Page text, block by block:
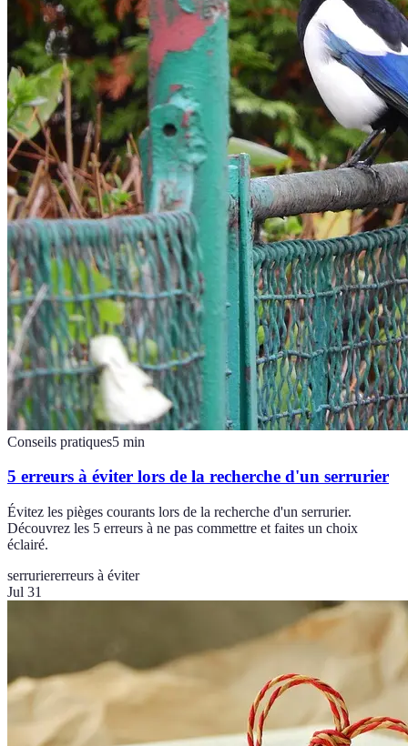
Conseils pratiques5 min
5 erreurs à éviter lors de la recherche d'un serrurier
Évitez les pièges courants lors de la recherche d'un serrurier.
Découvrez les 5 erreurs à ne pas commettre et faites un choix
éclairé.
serruriererreurs à éviter
Jul 31